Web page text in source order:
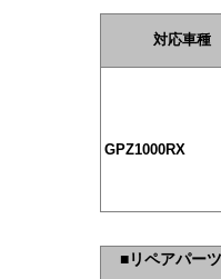
対応車種
GPZ1000RX
■リペアパー